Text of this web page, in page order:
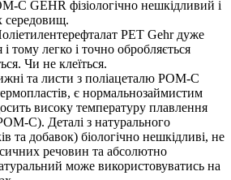
C GEHR фізіологічно нешкідливий і
середовищ.
PET Gehr дуже
тому легко і точно обробляється
Чи не клеїться.
та листи з поліацеталю POM-C
є нормальнозаймистим
високу температуру плавлення
C). Деталі з натурального
та добавок) біологічно нешкідливі, не
речовин та абсолютно
може використовуватись на